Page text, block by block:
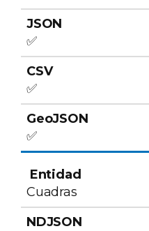
✅
✅
✅
Cuadras